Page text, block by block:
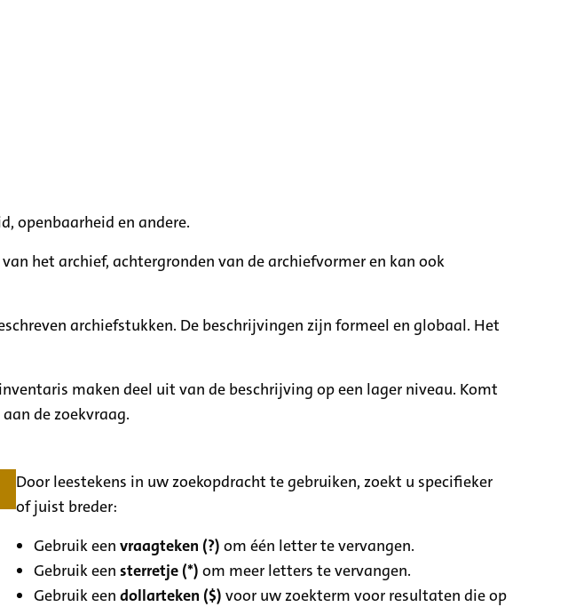
openbaarheid en andere.
het archief, achtergronden van de archiefvormer en kan ook
archiefstukken. De beschrijvingen zijn formeel en globaal. Het
maken deel uit van de beschrijving op een lager niveau. Komt
de zoekvraag.
Door leestekens in uw zoekopdracht te gebruiken, zoekt u specifieker
of juist breder:
Gebruik eenvraagteken (?) om één letter te vervangen.
Gebruik eensterretje (*) om meer letters te vervangen.
Gebruik eendollarteken ($) voor uw zoekterm voor resultaten die op